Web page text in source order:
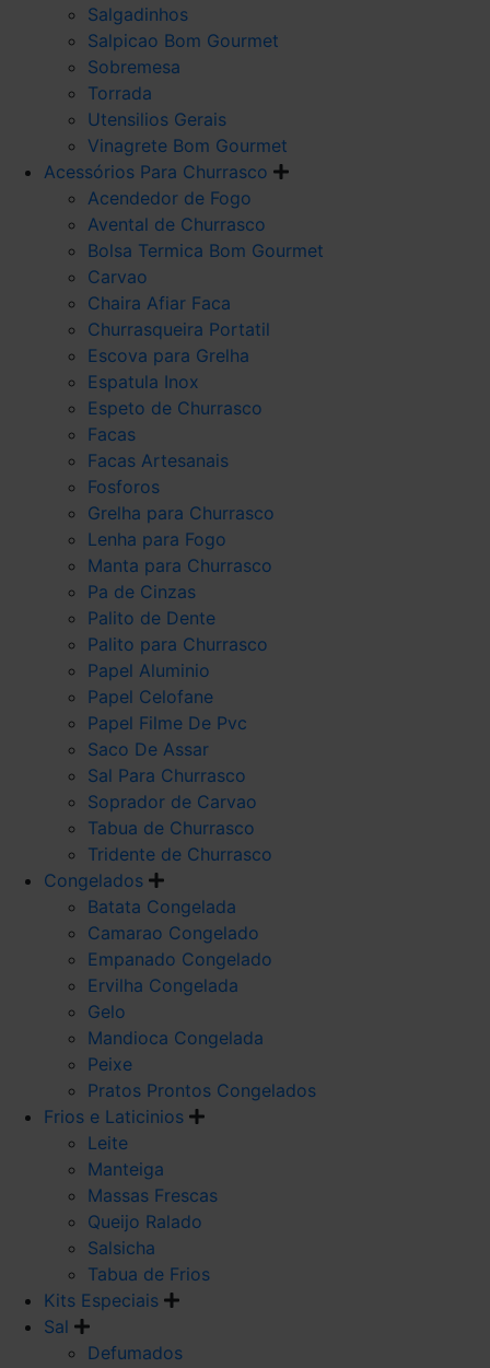
Salgadinhos
Salpicao Bom Gourmet
Sobremesa
Torrada
Utensilios Gerais
Vinagrete Bom Gourmet
Acessórios Para Churrasco
Acendedor de Fogo
Avental de Churrasco
Bolsa Termica Bom Gourmet
Carvao
Chaira Afiar Faca
Churrasqueira Portatil
Escova para Grelha
Espatula Inox
Espeto de Churrasco
Facas
Facas Artesanais
Fosforos
Grelha para Churrasco
Lenha para Fogo
Manta para Churrasco
Pa de Cinzas
Palito de Dente
Palito para Churrasco
Papel Aluminio
Papel Celofane
Papel Filme De Pvc
Saco De Assar
Sal Para Churrasco
Soprador de Carvao
Tabua de Churrasco
Tridente de Churrasco
Congelados
Batata Congelada
Camarao Congelado
Empanado Congelado
Ervilha Congelada
Gelo
Mandioca Congelada
Peixe
Pratos Prontos Congelados
Frios e Laticinios
Leite
Manteiga
Massas Frescas
Queijo Ralado
Salsicha
Tabua de Frios
Kits Especiais
Sal
Defumados